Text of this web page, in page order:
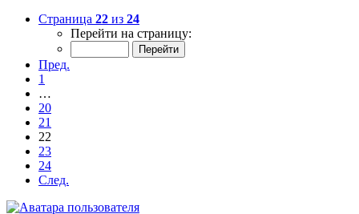
Страница 22 из 24
Перейти на страницу:
Пред.
1
…
20
21
22
23
24
След.